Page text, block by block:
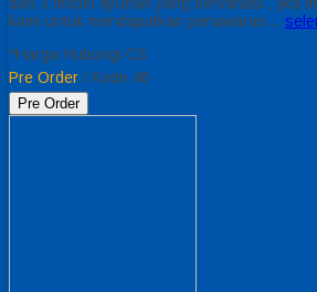
kami untuk mendapatkan penawaran…
*Harga Hubungi CS
Pre Order / Kode 46
Pre Order